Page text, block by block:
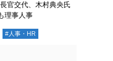
官交代、木村典央氏
理事人事
#人事・HR